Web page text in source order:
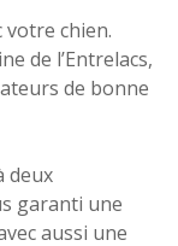
votre chien.
de l’Entrelacs,
de bonne
deux
garanti une
aussi une